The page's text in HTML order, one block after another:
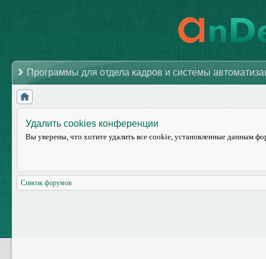
Программы для отдела кадров и системы
Удалить cookies конференции
Вы уверены, что хотите удалить все cookie, установленные данным
Список форумов